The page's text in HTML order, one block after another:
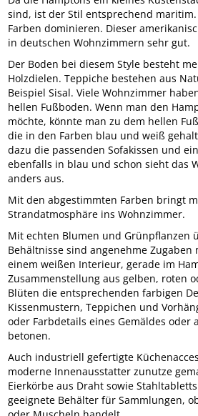
sind, ist der Stil entsprechend
Farben dominieren. Dieser
in deutschen Wohnzimmern sehr gut.
Der Boden bei diesem Style besteht
Holzdielen. Teppiche bestehen aus
Beispiel Sisal. Viele Wohnzimmer
hellen Fußboden. Wenn man den
möchte, könnte man zu dem hellen
die in den Farben blau und weiß
dazu die passenden Sofakissen und
ebenfalls in blau und schon sieht das
anders aus.
Mit den abgestimmten Farben bringt
Strandatmosphäre ins Wohnzimmer.
Mit echten Blumen und Grünpflanzen
Behältnisse sind angenehme
einem weißen Interieur, gerade im
Zusammenstellung aus gelben, roten
Blüten die entsprechenden farbigen
Kissenmustern, Teppichen und
oder Farbdetails eines Gemäldes oder
betonen.
Auch industriell gefertigte
moderne Innenausstatter zunutze
Eierkörbe aus Draht sowie
geeignete Behälter für Sammlungen,